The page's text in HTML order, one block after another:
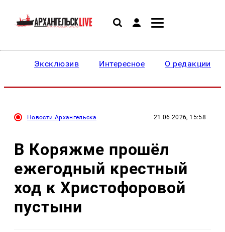
Эксклюзив Интересное О редакции
Новости Архангельска 21.06.2026, 15:58
В Коряжме прошёл
ежегодный крестный
ход к Христофоровой
пустыни